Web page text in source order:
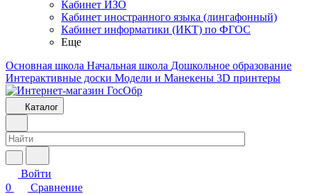
Кабинет ИЗО
Кабинет иностранного языка (лингафонный)
Кабинет информатики (ИКТ) по ФГОС
Еще
Основная школа Начальная школа Дошкольное образование
Интерактивные доски Модели и Манекены 3D принтеры
Каталог
Войти
0
Сравнение